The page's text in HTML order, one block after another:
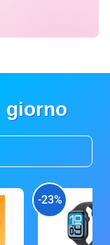
giorno
-23%